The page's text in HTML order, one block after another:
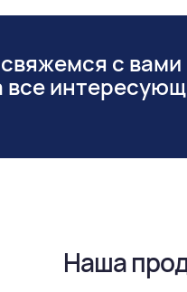
с вами
все
Наша